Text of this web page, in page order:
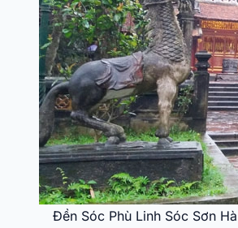
Đền Sóc Phù Linh Sóc Sơn